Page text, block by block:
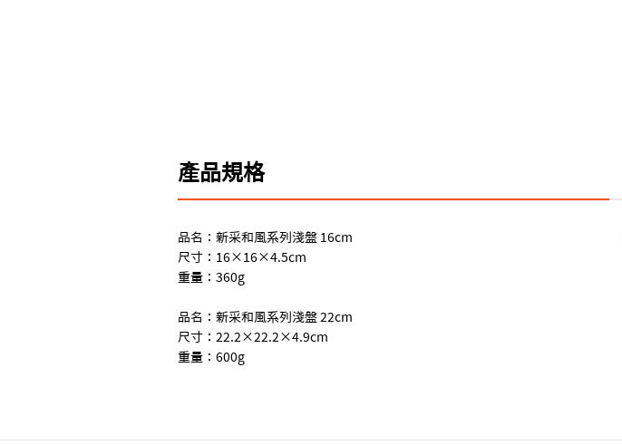
產品規格
品名：新采和風系列淺盤 16cm
尺寸：16×16×4.5cm
重量：360g
品名：新采和風系列淺盤 22cm
尺寸：22.2×22.2×4.9cm
重量：600g